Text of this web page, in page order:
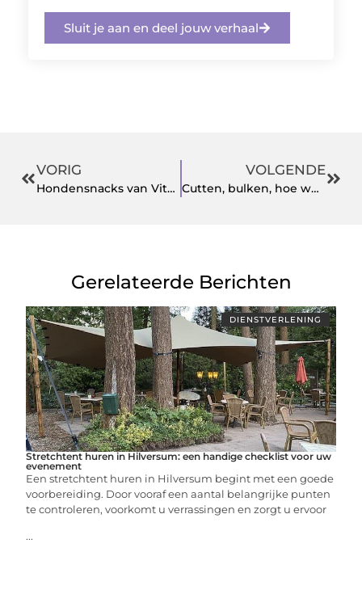
Sluit je aan en deel jouw verhaal
VORIG
Hondensnacks van Vitakraft: lekker én gezond
VOLGENDE
Cutten, bulken, hoe werkt het precies?
Gerelateerde Berichten
DIENSTVERLENING
Stretchtent huren in Hilversum: een handige checklist voor uw
evenement
Een stretchtent huren in Hilversum begint met een goede
voorbereiding. Door vooraf een aantal belangrijke punten
te controleren, voorkomt u verrassingen en zorgt u ervoor
...